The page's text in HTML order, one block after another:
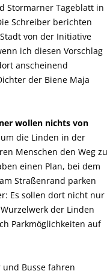
Stormarner Tageblatt in
Schreiber berichten
von der Initiative
ich diesen Vorschlag
anscheinend
der Biene Maja
wollen nichts von
um die Linden in der
Menschen den Weg zu
einen Plan, bei dem
Straßenrand parken
Es sollen dort nicht nur
der Linden
Parkmöglichkeiten auf
Busse fahren